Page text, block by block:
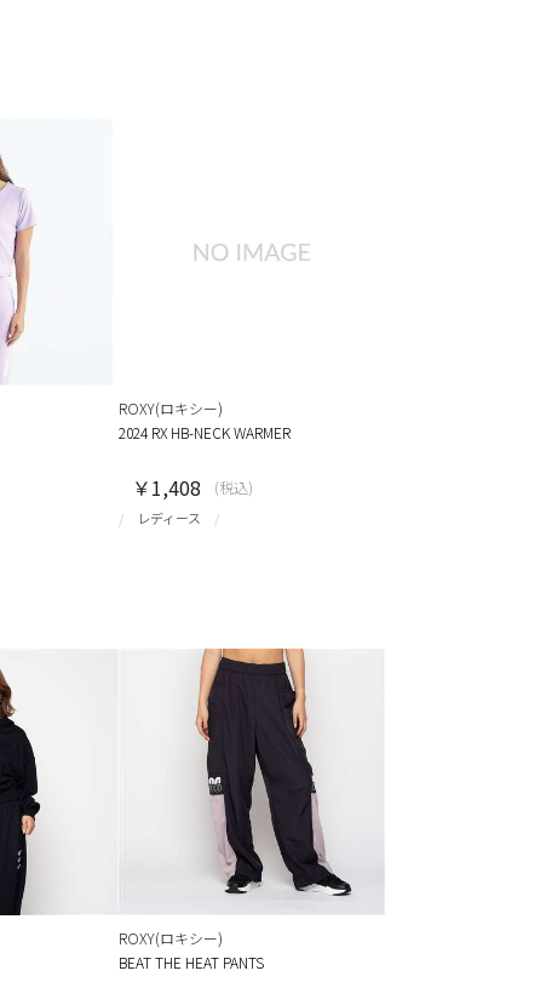
ROXY(ロキシー)
2024 RX HB-NECK WARMER
レディース
￥1,408 (税込)
ROXY(ロキシー)
BEAT THE HEAT PANTS